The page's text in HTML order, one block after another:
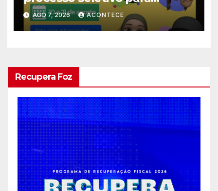
estagiários
AGO 7, 2026 ACONTECE
Recupera Foz